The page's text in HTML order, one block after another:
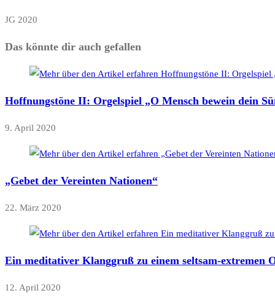
JG 2020
Das könnte dir auch gefallen
Hoffnungstöne II: Orgelspiel „O Mensch bewein dein
9. April 2020
„Gebet der Vereinten Nationen“
22. März 2020
Ein meditativer Klanggruß zu einem seltsam-extremen
12. April 2020